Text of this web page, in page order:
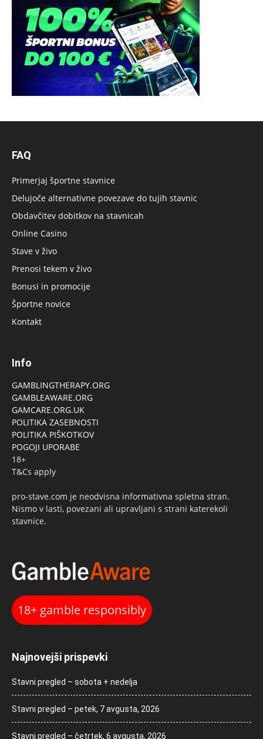
FAQ
Primerjaj športne stavnice
Delujoče alternativne povezave do tujih stavnic
Obdavčitev dobitkov na stavnicah
Online Casino
Stave v živo
Prenosi tekem v živo
Bonusi in promocije
Športne novice
Kontakt
Info
GAMBLINGTHERAPY.ORG
GAMBLEAWARE.ORG
GAMCARE.ORG.UK
POLITIKA ZASEBNOSTI
POLITIKA PIŠKOTKOV
POGOJI UPORABE
18+
T&Cs apply
pro-stave.com je neodvisna informativna spletna stran.
Nismo v lasti, povezani ali upravljani s strani katerekoli
stavnice.
18+ gamble responsibly
Najnovejši prispevki
Stavni pregled – sobota + nedelja
Stavni pregled – petek, 7 avgusta, 2026
Stavni pregled – četrtek, 6 avgusta, 2026